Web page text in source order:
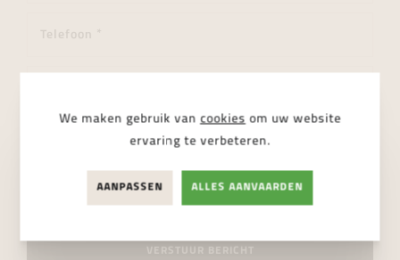
Ik ga akkoord met deprivacy regelgeving
VERSTUUR BERICHT
We maken gebruik van cookies om uw website
ervaring te verbeteren.
AANPASSEN ALLES AANVAARDEN